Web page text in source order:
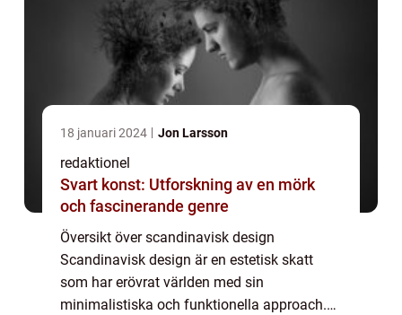
18 januari 2024 Jon Larsson
redaktionel
Svart konst: Utforskning av en mörk
och fascinerande genre
Översikt över scandinavisk design
Scandinavisk design är en estetisk skatt
som har erövrat världen med sin
minimalistiska och funktionella approach.